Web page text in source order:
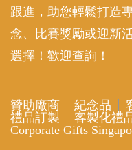
跟進，助您輕鬆打造
念、比賽獎勵或迎新
選擇！歡迎查詢！
贊助廠商 紀念品
禮品訂製
客製化禮
Corporate Gifts